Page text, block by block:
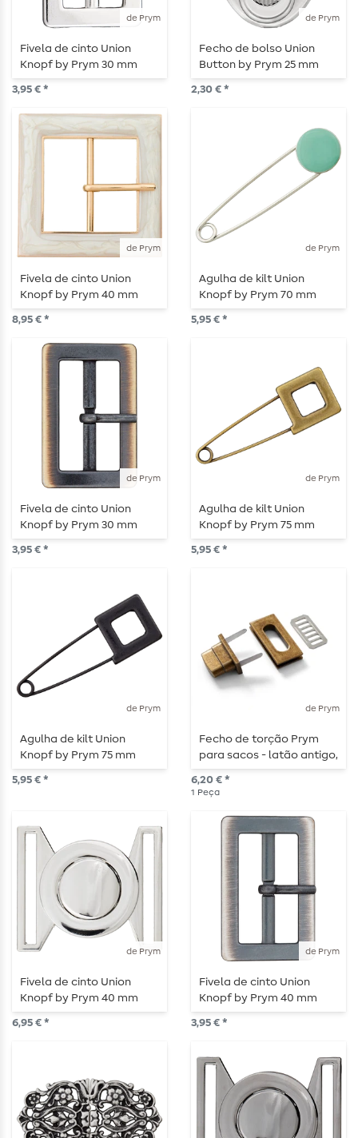
de Prym
Fivela de cinto Union
Knopf by Prym 30 mm
prata
3,95 € *
de Prym
Fecho de bolso Union
Button by Prym 25 mm
prateado
2,30 € *
de Prym
Fivela de cinto Union
Knopf by Prym 40 mm
creme/dourado
8,95 € *
de Prym
Agulha de kilt Union
Knopf by Prym 70 mm
redonda menta/prata
5,95 € *
de Prym
Fivela de cinto Union
Knopf by Prym 30 mm
latão antigo
3,95 € *
de Prym
Agulha de kilt Union
Knopf by Prym 75 mm
quadrado latão antigo
5,95 € *
de Prym
Agulha de kilt Union
Knopf by Prym 75 mm
quadrado preto
5,95 € *
de Prym
Fecho de torção Prym
para sacos - latão antigo,
escovado - 1 peça
6,20 € *
1 Peça
de Prym
Fivela de cinto Union
Knopf by Prym 40 mm
redonda prateada
6,95 € *
de Prym
Fivela de cinto Union
Knopf by Prym 40 mm
prata antiga
3,95 € *